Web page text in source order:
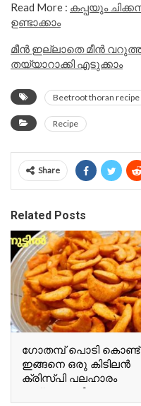
Read More : കപ്പയും
ഉണ്ടാക്കാം
മീൻ ഇല്ലാതെ മീൻ
തയ്യാറാക്കി എടുക്കാം
Beetroot thoran recipe
Recipe
Share
Related Posts
ഗോതമ്പ് പൊടി കൊണ്ട്
ഇങ്ങനെ ഒരു കിടിലൻ
ക്രിസ്പി പലഹാരം
തയ്യാറാക്കിയാലോ..?